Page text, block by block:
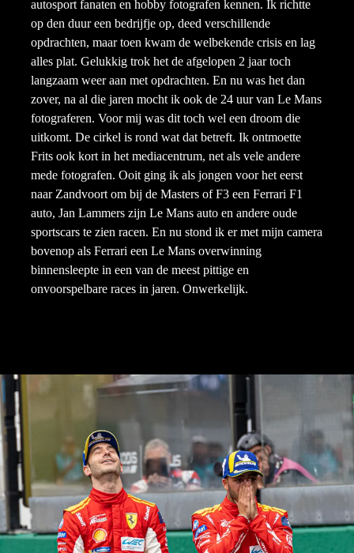
autosport fanaten en hobby fotografen kennen. Ik richtte
op den duur een bedrijfje op, deed verschillende
opdrachten, maar toen kwam de welbekende crisis en lag
alles plat. Gelukkig trok het de afgelopen 2 jaar toch
langzaam weer aan met opdrachten. En nu was het dan
zover, na al die jaren mocht ik ook de 24 uur van Le Mans
fotograferen. Voor mij was dit toch wel een droom die
uitkomt. De cirkel is rond wat dat betreft. Ik ontmoette
Frits ook kort in het mediacentrum, net als vele andere
mede fotografen. Ooit ging ik als jongen voor het eerst
naar Zandvoort om bij de Masters of F3 een Ferrari F1
auto, Jan Lammers zijn Le Mans auto en andere oude
sportscars te zien racen. En nu stond ik er met mijn camera
bovenop als Ferrari een Le Mans overwinning
binnensleepte in een van de meest pittige en
onvoorspelbare races in jaren. Onwerkelijk.